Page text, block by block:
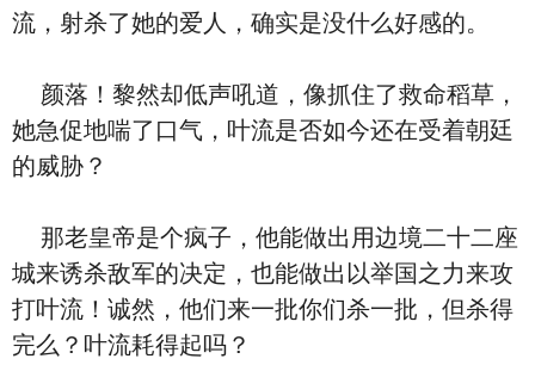
流，射杀了她的爱人，确实是没什么好感的。
颜落！黎然却低声吼道，像抓住了救命稻草，
她急促地喘了口气，叶流是否如今还在受着朝廷
的威胁？
那老皇帝是个疯子，他能做出用边境二十二座
城来诱杀敌军的决定，也能做出以举国之力来攻
打叶流！诚然，他们来一批你们杀一批，但杀得
完么？叶流耗得起吗？